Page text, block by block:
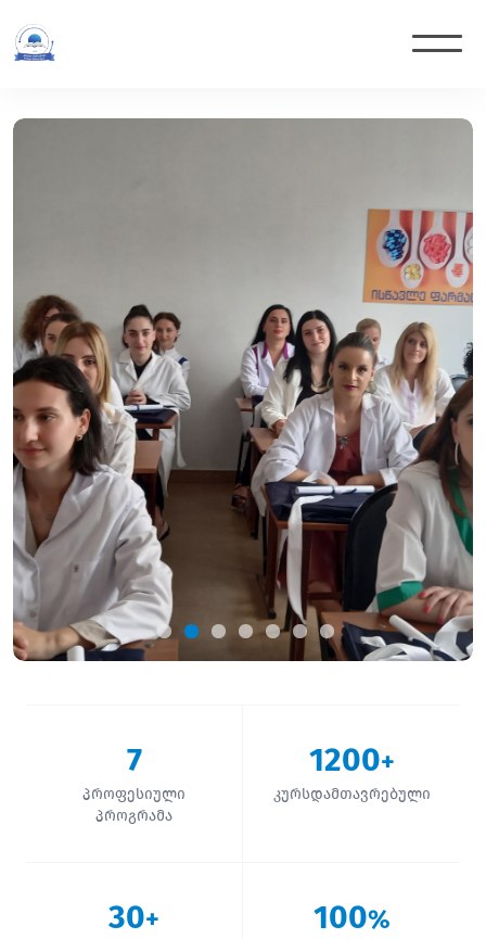
7
პროფესიული
პროგრამა
1200+
კურსდამთავრებული
30+ 100%